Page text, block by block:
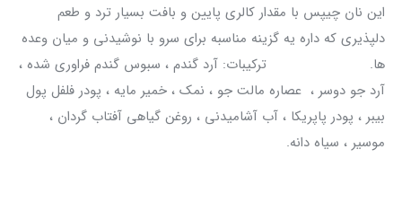
این نان چیپس با مقدار کالری پایین و بافت بسیار ترد و طعم
دلپذیری که داره یه گزینه مناسبه برای سرو با نوشیدنی و میان وعده
ها. ترکیبات: آرد گندم ، سبوس گندم فراوری شده ،
آرد جو دوسر ، عصاره مالت جو ، نمک ، خمیر مایه ، پودر فلفل پول
بیبر ، پودر پاپریکا ، آب آشامیدنی ، روغن گیاهی آفتاب گردان ،
موسیر ، سیاه دانه.